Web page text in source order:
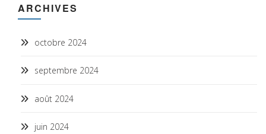
ARCHIVES
octobre 2024
septembre 2024
août 2024
juin 2024